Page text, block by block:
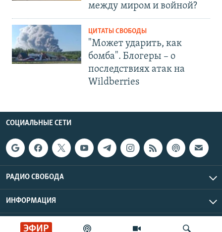
ЭФИР
между миром и войной?
ЦИТАТЫ СВОБОДЫ
"Может ударить, как
бомба". Блогеры – о
последствиях атак на
Wildberries
СОЦИАЛЬНЫЕ СЕТИ
РАДИО СВОБОДА
ИНФОРМАЦИЯ
Радио Свобода © 2026 RFE/RL, Inc. | Все права защищены.